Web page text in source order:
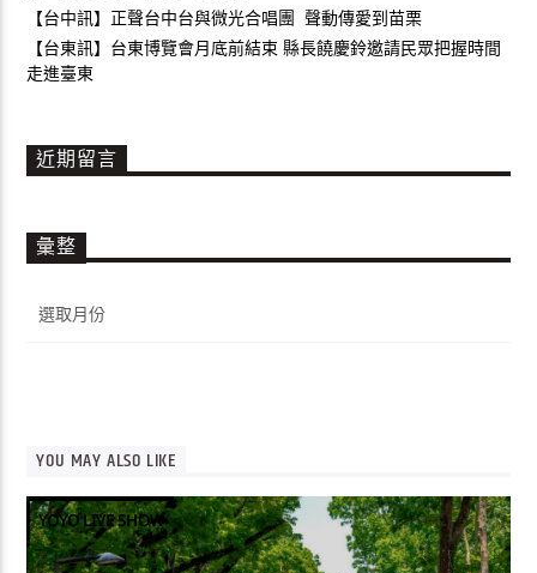
【台中訊】正聲台中台與微光合唱團 聲動傳愛到苗栗
【台東訊】台東博覽會月底前結束 縣長饒慶鈴邀請民眾把握時間
走進臺東
近期留言
彙整
整
YOU MAY ALSO LIKE
YOYO LIVE SHOW